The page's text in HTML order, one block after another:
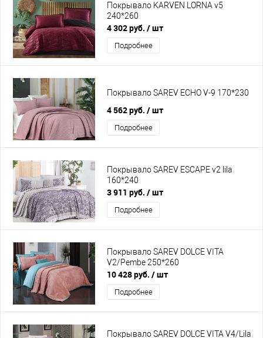
Покрывало KARVEN LORNA v5
240*260
4 302 руб. / шт
Подробнее
Покрывало SAREV ECHO V-9 170*230
4 562 руб. / шт
Подробнее
Покрывало SAREV ESCAPE v2 lila
160*240
3 911 руб. / шт
Подробнее
Покрывало SAREV DOLCE VITA
V2/Pembe 250*260
10 428 руб. / шт
Подробнее
Покрывало SAREV DOLCE VITA V4/Lila